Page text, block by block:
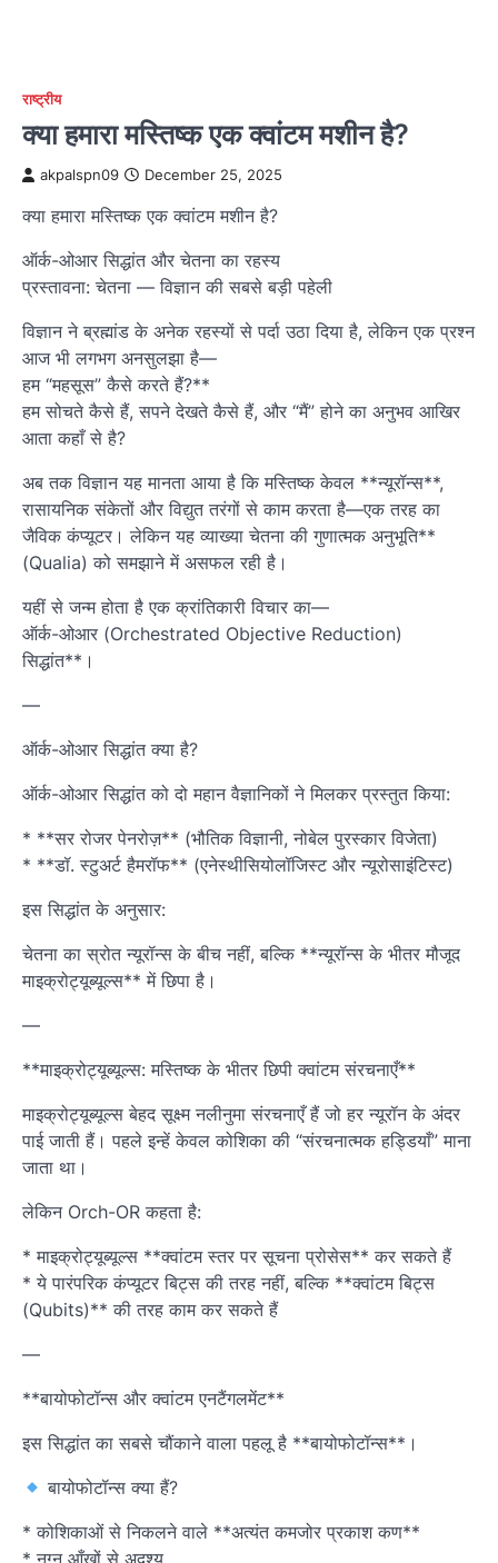
राष्ट्रीय
क्या हमारा मस्तिष्क एक क्वांटम मशीन है?
akpalspn09 December 25, 2025
क्या हमारा मस्तिष्क एक क्वांटम मशीन है?
ऑर्क-ओआर सिद्धांत और चेतना का रहस्य
प्रस्तावना: चेतना — विज्ञान की सबसे बड़ी पहेली
विज्ञान ने ब्रह्मांड के अनेक रहस्यों से पर्दा उठा दिया है, लेकिन एक प्रश्न
आज भी लगभग अनसुलझा है—
हम “महसूस” कैसे करते हैं?**
हम सोचते कैसे हैं, सपने देखते कैसे हैं, और “मैं” होने का अनुभव आखिर
आता कहाँ से है?
अब तक विज्ञान यह मानता आया है कि मस्तिष्क केवल **न्यूरॉन्स**,
रासायनिक संकेतों और विद्युत तरंगों से काम करता है—एक तरह का
जैविक कंप्यूटर। लेकिन यह व्याख्या चेतना की गुणात्मक अनुभूति**
(Qualia) को समझाने में असफल रही है।
यहीं से जन्म होता है एक क्रांतिकारी विचार का—
ऑर्क-ओआर (Orchestrated Objective Reduction)
सिद्धांत**।
—
ऑर्क-ओआर सिद्धांत क्या है?
ऑर्क-ओआर सिद्धांत को दो महान वैज्ञानिकों ने मिलकर प्रस्तुत किया:
* **सर रोजर पेनरोज़** (भौतिक विज्ञानी, नोबेल पुरस्कार विजेता)
* **डॉ. स्टुअर्ट हैमरॉफ** (एनेस्थीसियोलॉजिस्ट और न्यूरोसाइंटिस्ट)
इस सिद्धांत के अनुसार:
चेतना का स्रोत न्यूरॉन्स के बीच नहीं, बल्कि **न्यूरॉन्स के भीतर मौजूद
माइक्रोट्यूब्यूल्स** में छिपा है।
—
**माइक्रोट्यूब्यूल्स: मस्तिष्क के भीतर छिपी क्वांटम संरचनाएँ**
माइक्रोट्यूब्यूल्स बेहद सूक्ष्म नलीनुमा संरचनाएँ हैं जो हर न्यूरॉन के अंदर
पाई जाती हैं। पहले इन्हें केवल कोशिका की “संरचनात्मक हड्डियाँ” माना
जाता था।
लेकिन Orch-OR कहता है:
* माइक्रोट्यूब्यूल्स **क्वांटम स्तर पर सूचना प्रोसेस** कर सकते हैं
* ये पारंपरिक कंप्यूटर बिट्स की तरह नहीं, बल्कि **क्वांटम बिट्स
(Qubits)** की तरह काम कर सकते हैं
—
**बायोफोटॉन्स और क्वांटम एनटैंगलमेंट**
इस सिद्धांत का सबसे चौंकाने वाला पहलू है **बायोफोटॉन्स**।
बायोफोटॉन्स क्या हैं?
* कोशिकाओं से निकलने वाले **अत्यंत कमजोर प्रकाश कण**
* नग्न आँखों से अदृश्य